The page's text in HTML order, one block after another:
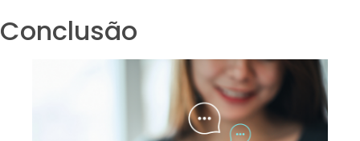
Conclusão